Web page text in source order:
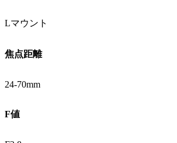
Lマウント
焦点距離
24-70mm
F値